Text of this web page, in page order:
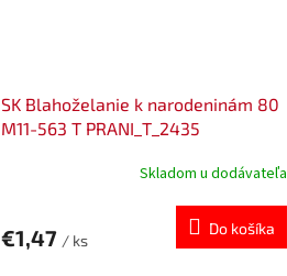
SK Blahoželanie k narodeninám 80
M11-563 T PRANI_T_2435
Skladom u dodávateľa
€1,47 / ks
Do košíka